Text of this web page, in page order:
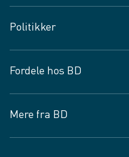
Vagttelefon 30 10 89 89
Spørgsmål og svar
Job og karriere
Fødevarekontrolrapport
Politikker
Privatlivspolitik
Cookies
Vilkår og betingelser
Fordele hos BD
BD app
BD.dk services
Mere fra BD